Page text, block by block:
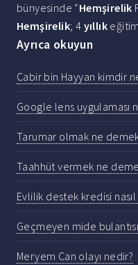
bünyesinde “Hemşirelik
Hemşirelik; 4 yıllık
Ayrıca okuyun
Cabir bin Hayyan kimdir
Google lens uygulaması
Tarumar olmak ne
Taahhüt vermek ne
Evlilik destek kredisi nasıl
Geçmeyen mide
Meryem Can olayı nedir?